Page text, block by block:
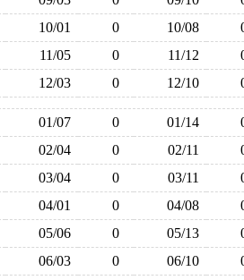
10/01 0 10/08
11/05 0 11/12
12/03 0 12/10
01/07 0 01/14
02/04 0 02/11
03/04 0 03/11
04/01 0 04/08
05/06 0 05/13
06/03 0 06/10